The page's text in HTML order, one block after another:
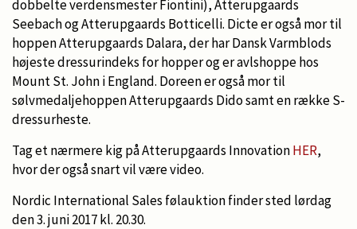
dobbelte verdensmester Fiontini), Atterupgaards
Seebach og Atterupgaards Botticelli. Dicte er også mor til
hoppen Atterupgaards Dalara, der har Dansk Varmblods
højeste dressurindeks for hopper og er avlshoppe hos
Mount St. John i England. Doreen er også mor til
sølvmedaljehoppen Atterupgaards Dido samt en række S-
dressurheste.
Tag et nærmere kig på Atterupgaards InnovationHER,
hvor der også snart vil være video.
Nordic International Sales følauktion finder sted lørdag
den 3. juni 2017 kl. 20.30.